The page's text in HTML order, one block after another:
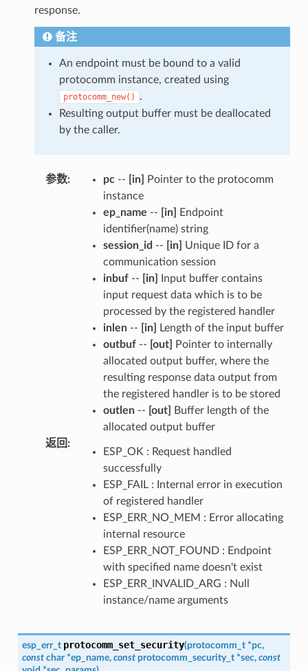
response.
备注
An endpoint must be bound to a valid
protocomm instance, created using
protocomm_new()
.
Resulting output buffer must be deallocated
by the caller.
参数: pc-- [in]
Pointer to the protocomm
instance
ep_name -- [in]
Endpoint
identifier(name) string
session_id -- [in]
Unique ID for a
communication session
inbuf-- [in]
Input buffer contains
input request data which is to be
processed by the registered handler
inlen-- [in]
Length of the input buffer
outbuf-- [out]
Pointer to internally
allocated output buffer, where the
resulting response data output from
the registered handler is to be stored
outlen-- [out]
Buffer length of the
allocated output buffer
返回 :
ESP_OK : Request handled
successfully
ESP_FAIL : Internal error in execution
of registered handler
ESP_ERR_NO_MEM : Error allocating
internal resource
ESP_ERR_NOT_FOUND : Endpoint
with specified name doesn't exist
ESP_ERR_INVALID_ARG : Null
instance/name arguments
esp_err_t protocomm_set_security(protocomm_t *pc,
const char *ep_name, const protocomm_security_t *sec, const